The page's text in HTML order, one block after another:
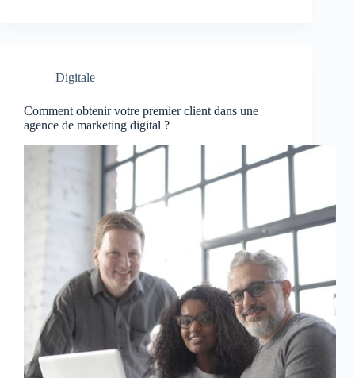
Digitale
Comment obtenir votre premier client dans une
agence de marketing digital ?